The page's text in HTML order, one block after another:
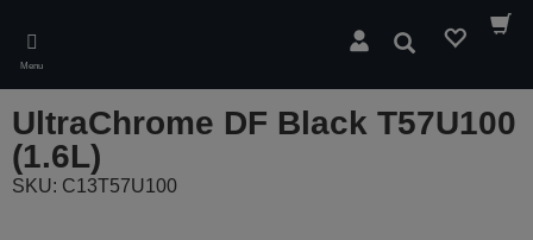
main
content
Menu
Pesquisar
UltraChrome DF Black T57U100
(1.6L)
SKU: C13T57U100